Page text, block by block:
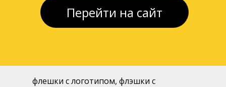
Перейти на сайт
флешки с логотипом, флэшки с